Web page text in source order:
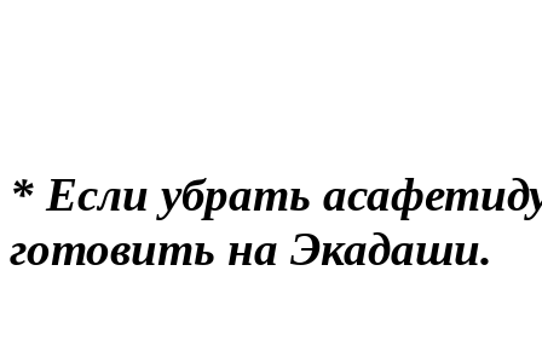
* Если убрать
готовить на Экадаши.